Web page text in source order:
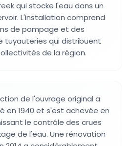
qui stocke l'eau dans un
L'installation comprend
de pompage et des
tuyauteries qui distribuent
de la région.
de l'ouvrage original a
en 1940 et s'est achevée en
le contrôle des crues
de l'eau. Une rénovation